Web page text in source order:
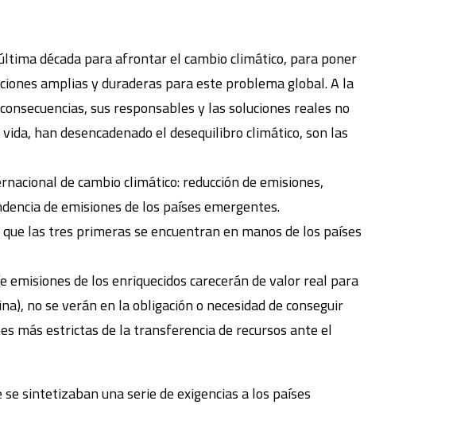
década para afrontar el cambio climático, para poner
amplias y duraderas para este problema global. A la
sus responsables y las soluciones reales no
han desencadenado el desequilibro climático, son las
de cambio climático: reducción de emisiones,
de emisiones de los países emergentes.
las tres primeras se encuentran en manos de los países
de los enriquecidos carecerán de valor real para
no se verán en la obligación o necesidad de conseguir
más estrictas de la transferencia de recursos ante el
sintetizaban una serie de exigencias a los países